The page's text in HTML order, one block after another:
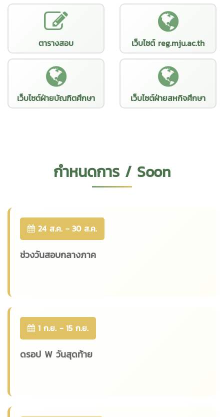
ตารางสอบ เว็บไซต์ reg.mju.ac.th
เว็บไซต์ฝ่ายบัณฑิตศึกษา เว็บไซต์ฝ่ายสหกิจศึกษา
กำหนดการ / Soon
24 ส.ค. - 30 ส.ค.
ช่วงวันสอบกลางภาค
1 ก.ย. - 15 ก.ย.
ดรอป W วันสุดท้าย